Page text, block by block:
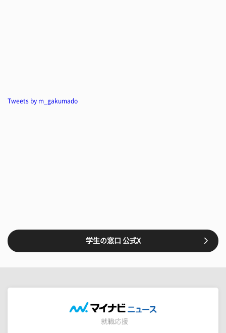
Tweets by m_gakumado
学生の窓口 公式X